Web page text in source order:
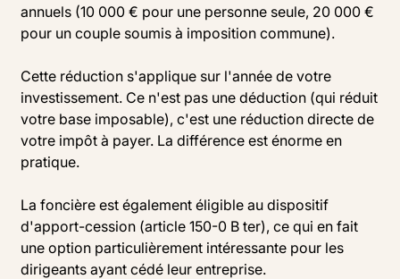
annuels (10 000 € pour une personne seule, 20 000 €
pour un couple soumis à imposition commune).
Cette réduction s'applique sur l'année de votre
investissement. Ce n'est pas une déduction (qui réduit
votre base imposable), c'est une réduction directe de
votre impôt à payer. La différence est énorme en
pratique.
La foncière est également éligible au dispositif
d'apport-cession (article 150-0 B ter), ce qui en fait
une option particulièrement intéressante pour les
dirigeants ayant cédé leur entreprise.